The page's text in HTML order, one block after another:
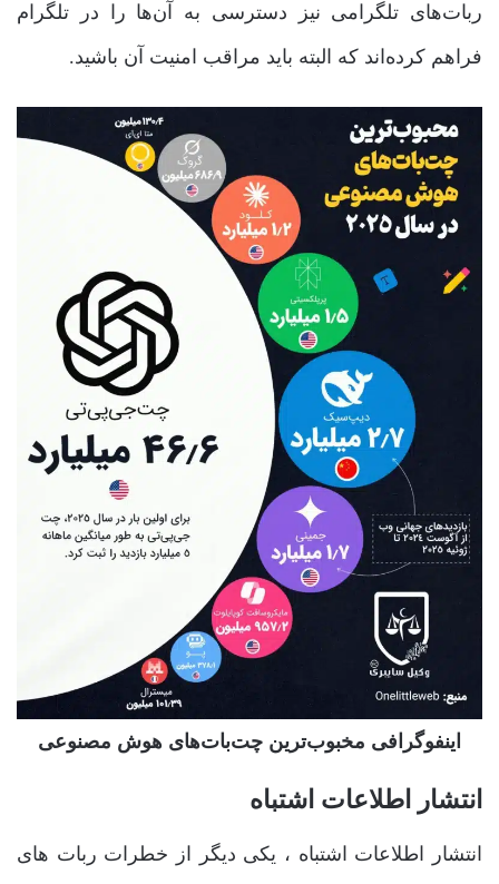
ربات‌های تلگرامی نیز دسترسی به آن‌ها را در تلگرام
فراهم کرده‌اند که البته باید مراقب امنیت آن باشید.
اینفوگرافی مخبوب‌ترین چت‌بات‌های هوش مصنوعی
انتشار اطلاعات اشتباه
انتشار اطلاعات اشتباه ، یکی دیگر از خطرات ربات های